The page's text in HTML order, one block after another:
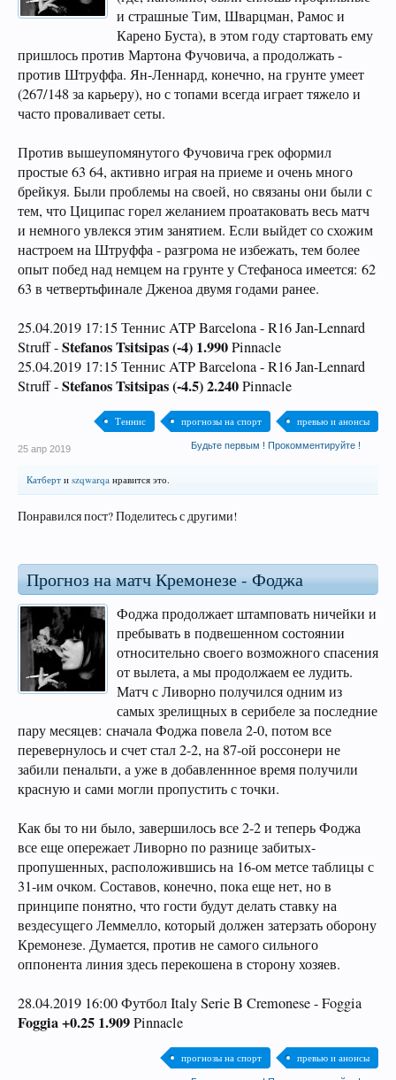
и страшные Тим, Шварцман, Рамос и
Карено Буста), в этом году стартовать ему
пришлось против Мартона Фучовича, а продолжать -
против Штруффа. Ян-Леннард, конечно, на грунте умеет
(267/148 за карьеру), но с топами всегда играет тяжело и
часто проваливает сеты.
Против вышеупомянутого Фучовича грек оформил
простые 63 64, активно играя на приеме и очень много
брейкуя. Были проблемы на своей, но связаны они были с
тем, что Циципас горел желанием проатаковать весь матч
и немного увлекся этим занятием. Если выйдет со схожим
настроем на Штруффа - разгрома не избежать, тем более
опыт побед над немцем на грунте у Стефаноса имеется: 62
63 в четвертьфинале Дженоа двумя годами ранее.
25.04.2019 17:15 Теннис ATP Barcelona - R16 Jan-Lennard
Struff -Stefanos Tsitsipas (-4) 1.990Pinnacle
25.04.2019 17:15 Теннис ATP Barcelona - R16 Jan-Lennard
Struff -Stefanos Tsitsipas (-4.5) 2.240Pinnacle
Теннис прогнозы на спорт превью и анонсы
Будьте первым ! Прокомментируйте !
25 апр 2019
Катберт и szqwarqa нравится это.
Понравился пост? Поделитесь с другими!
Прогноз на матч Кремонезе - Фоджа
Фоджа продолжает штамповать ничейки и
пребывать в подвешенном состоянии
относительно своего возможного спасения
от вылета, а мы продолжаем ее лудить.
Матч с Ливорно получился одним из
самых зрелищных в серибеле за последние
пару месяцев: сначала Фоджа повела 2-0, потом все
перевернулось и счет стал 2-2, на 87-ой россонери не
забили пенальти, а уже в добавленнное время получили
красную и сами могли пропустить с точки.
Как бы то ни было, завершилось все 2-2 и теперь Фоджа
все еще опережает Ливорно по разнице забитых-
пропушенных, расположившись на 16-ом метсе таблицы с
31-им очком. Составов, конечно, пока еще нет, но в
принципе понятно, что гости будут делать ставку на
вездесущего Леммелло, который должен затерзать оборону
Кремонезе. Думается, против не самого сильного
оппонента линия здесь перекошена в сторону хозяев.
28.04.2019 16:00 Футбол Italy Serie B Cremonese - Foggia
Foggia +0.25 1.909Pinnacle
прогнозы на спорт превью и анонсы